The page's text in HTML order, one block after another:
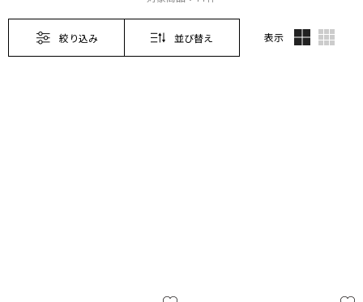
絞り込み 並び替え 表示